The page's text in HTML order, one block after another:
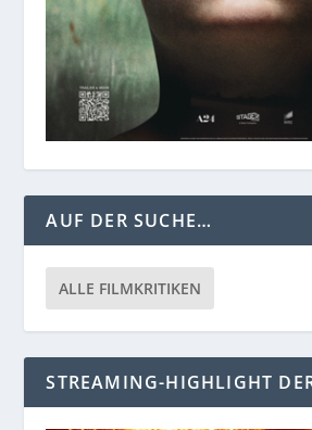
AUF DER SUCHE…
ALLE FILMKRITIKEN
STREAMING-HIGHLIGHT